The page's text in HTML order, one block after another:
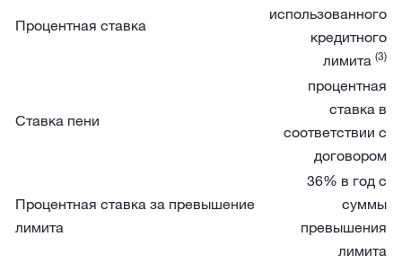
Процентная ставка
использованного
кредитного
лимита (3)
Ставка пени
процентная
ставка в
соответствии с
договором
Процентная ставка за превышение
лимита
36% в год с
суммы
превышения
лимита